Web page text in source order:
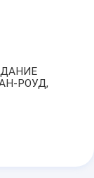
РОУД,